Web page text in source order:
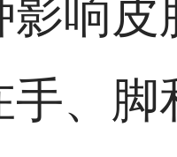
影响
、